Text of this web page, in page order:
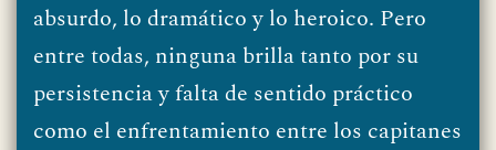
absurdo, lo dramático y lo heroico. Pero
entre todas, ninguna brilla tanto por su
persistencia y falta de sentido práctico
como el enfrentamiento entre los capitanes